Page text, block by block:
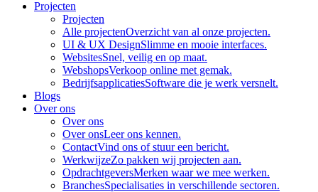
Projecten
Projecten
Alle projectenOverzicht van al onze projecten.
UI & UX DesignSlimme en mooie interfaces.
WebsitesSnel, veilig en op maat.
WebshopsVerkoop online met gemak.
BedrijfsapplicatiesSoftware die je werk versnelt.
Blogs
Over ons
Over ons
Over onsLeer ons kennen.
ContactVind ons of stuur een bericht.
WerkwijzeZo pakken wij projecten aan.
OpdrachtgeversMerken waar we mee werken.
BranchesSpecialisaties in verschillende sectoren.